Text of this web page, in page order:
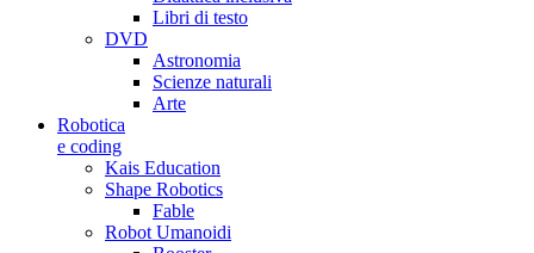
Libri di testo
DVD
Astronomia
Scienze naturali
Arte
Robotica
e coding
Kais Education
Shape Robotics
Fable
Robot Umanoidi